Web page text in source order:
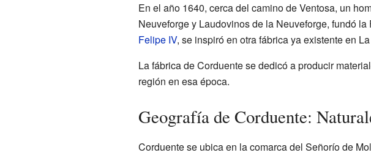
En el año 1640, cerca del camino de Ventosa, un
Neuveforge y Laudovinos de la Neuveforge, fundó
Felipe IV, se inspiró en otra fábrica ya existente en
La fábrica de Corduente se dedicó a producir
región en esa época.
Geografía de Corduente:
Corduente se ubica en la comarca del Señorío de